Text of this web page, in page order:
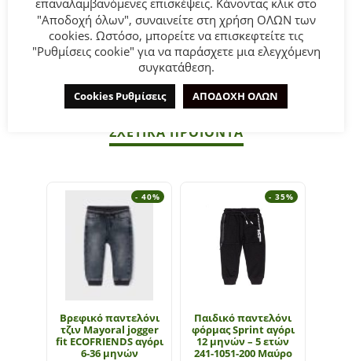
Ελαστομερής πολυουρεθάνη.
ΣΥΜΒΟΥΛΕΣ:
Πλένεται στο πλυντήριο στους 30°C.
ΣΧΕΤΙΚΆ ΠΡΟΪΌΝΤΑ
- 40%
Βρεφικό παντελόνι
τζιν Mayoral jogger
fit ECOFRIENDS αγόρι
6-36 μηνών
- 35%
Παιδικό παντελόνι
φόρμας Sprint αγόρι
12 μηνών – 5 ετών
241-1051-200 Μαύρο
επαναλαμβανόμενες επισκέψεις. Κάνοντας κλικ στο
"Αποδοχή όλων", συναινείτε στη χρήση ΟΛΩΝ των
cookies. Ωστόσο, μπορείτε να επισκεφτείτε τις
"Ρυθμίσεις cookie" για να παράσχετε μια ελεγχόμενη
συγκατάθεση.
Cookies Ρυθμίσεις ΑΠΟΔΟΧΗ ΟΛΩΝ